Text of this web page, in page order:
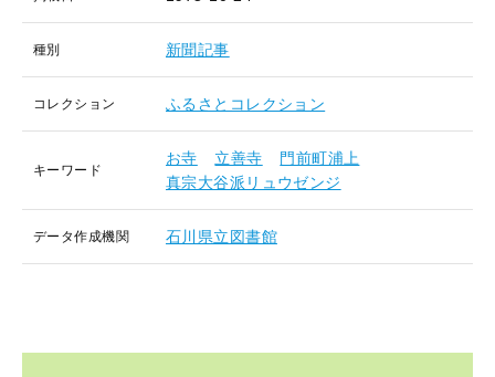
種別 新聞記事
コレクション ふるさとコレクション
キーワード
お寺 立善寺
門前町浦上
真宗大谷派リュウゼンジ
データ作成機関 石川県立図書館